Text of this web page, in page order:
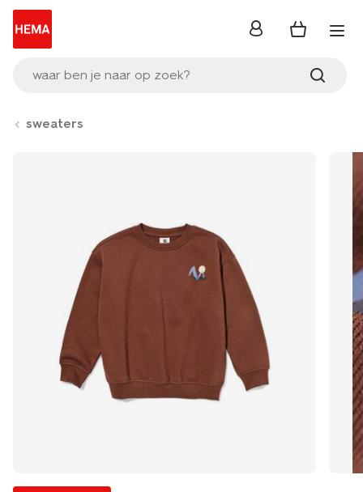
waar ben je naar op zoek?
inloggen
sweaters